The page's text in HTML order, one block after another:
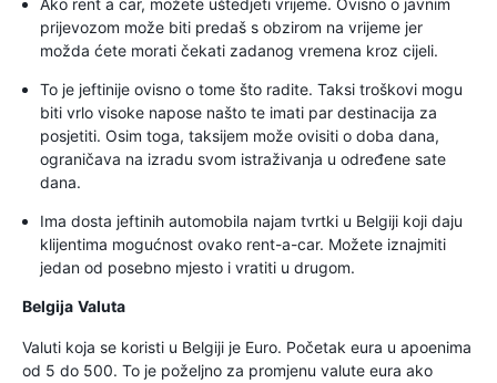
Ako rent a car, možete uštedjeti vrijeme. Ovisno o javnim
prijevozom može biti predaš s obzirom na vrijeme jer
možda ćete morati čekati zadanog vremena kroz cijeli.
To je jeftinije ovisno o tome što radite. Taksi troškovi mogu
biti vrlo visoke napose našto te imati par destinacija za
posjetiti. Osim toga, taksijem može ovisiti o doba dana,
ograničava na izradu svom istraživanja u određene sate
dana.
Ima dosta jeftinih automobila najam tvrtki u Belgiji koji daju
klijentima mogućnost ovako rent-a-car. Možete iznajmiti
jedan od posebno mjesto i vratiti u drugom.
Belgija Valuta
Valuti koja se koristi u Belgiji je Euro. Početak eura u apoenima
od 5 do 500. To je poželjno za promjenu valute eura ako